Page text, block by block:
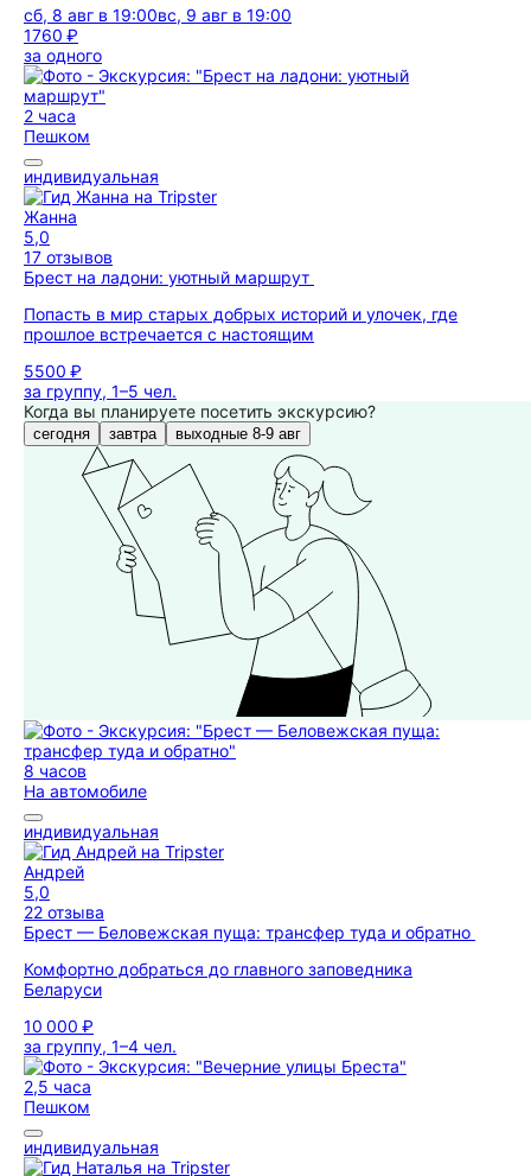
сб, 8 авг в 19:00вс, 9 авг в 19:00
1760 ₽
за одного
2 часа
Пешком
индивидуальная
Жанна
5,0
17 отзывов
Брест на ладони: уютный маршрут
Попасть в мир старых добрых историй и улочек, где
прошлое встречается с настоящим
5500 ₽
за группу, 1–5 чел.
Когда вы планируете посетить экскурсию?
сегодня завтра выходные 8-9 авг
8 часов
На автомобиле
индивидуальная
Андрей
5,0
22 отзыва
Брест — Беловежская пуща: трансфер туда и обратно
Комфортно добраться до главного заповедника
Беларуси
10 000 ₽
за группу, 1–4 чел.
2,5 часа
Пешком
индивидуальная